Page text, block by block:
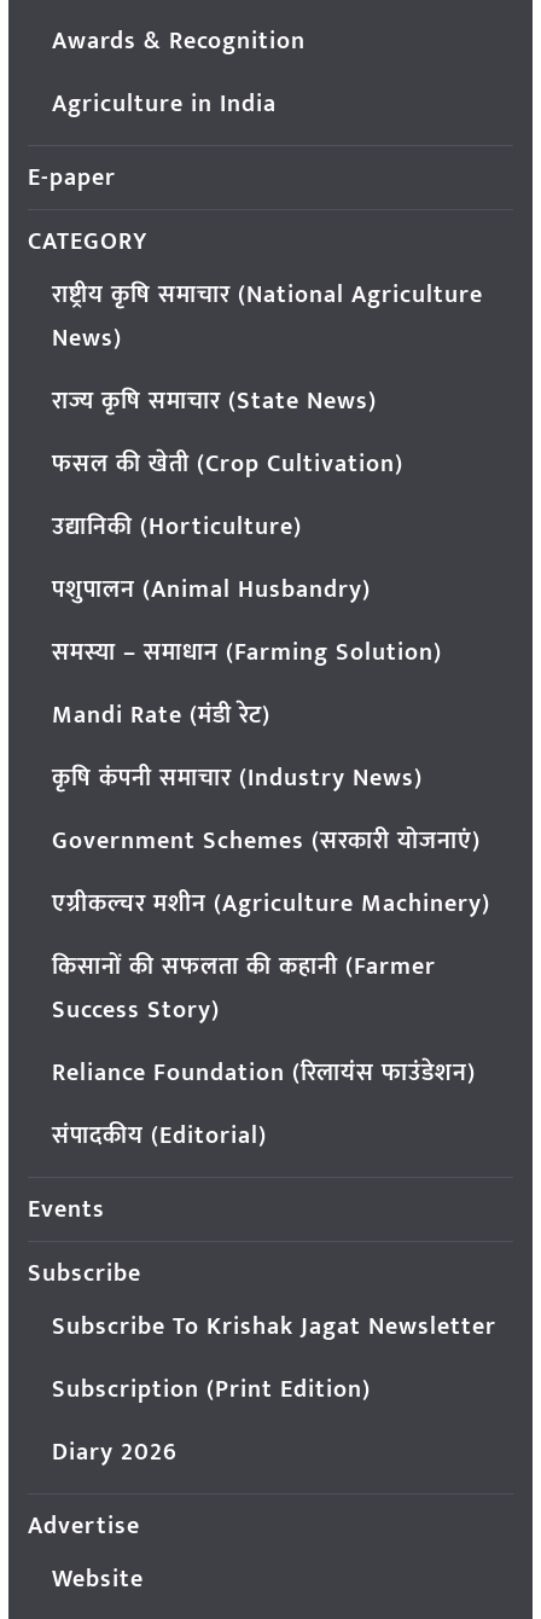
Awards & Recognition
Agriculture in India
E-paper
CATEGORY
राष्ट्रीय कृषि समाचार (National Agriculture
News)
राज्य कृषि समाचार (State News)
फसल की खेती (Crop Cultivation)
उद्यानिकी (Horticulture)
पशुपालन (Animal Husbandry)
समस्या – समाधान (Farming Solution)
Mandi Rate (मंडी रेट)
कृषि कंपनी समाचार (Industry News)
Government Schemes (सरकारी योजनाएं)
एग्रीकल्चर मशीन (Agriculture Machinery)
किसानों की सफलता की कहानी (Farmer
Success Story)
Reliance Foundation (रिलायंस फाउंडेशन)
संपादकीय (Editorial)
Events
Subscribe
Subscribe To Krishak Jagat Newsletter
Subscription (Print Edition)
Diary 2026
Advertise
Website